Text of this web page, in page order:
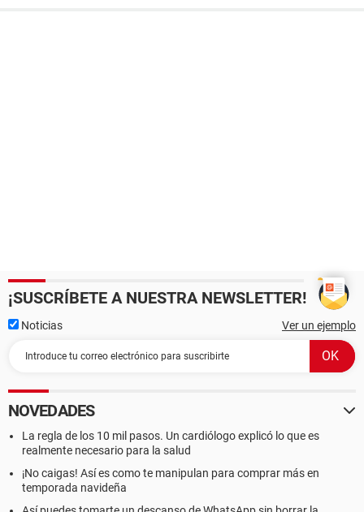
¡SUSCRÍBETE A NUESTRA NEWSLETTER!
Noticias Ver un ejemplo
NOVEDADES
La regla de los 10 mil pasos. Un cardiólogo explicó lo que es
realmente necesario para la salud
¡No caigas! Así es como te manipulan para comprar más en
temporada navideña